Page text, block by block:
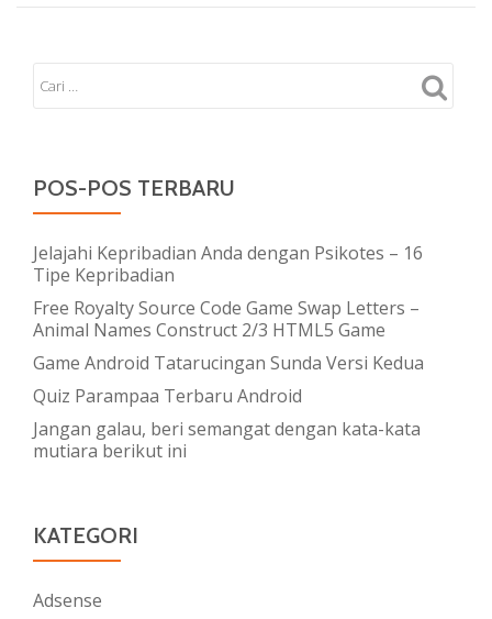
POS-POS TERBARU
Jelajahi Kepribadian Anda dengan Psikotes – 16
Tipe Kepribadian
Free Royalty Source Code Game Swap Letters –
Animal Names Construct 2/3 HTML5 Game
Game Android Tatarucingan Sunda Versi Kedua
Quiz Parampaa Terbaru Android
Jangan galau, beri semangat dengan kata-kata
mutiara berikut ini
KATEGORI
Adsense